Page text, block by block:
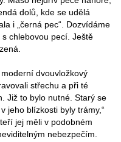
dolů, kde se udělá
i „černá pec“. Dozvídáme
chlebovou pecí. Ještě
dvouvložkový
střechu a při té
Již to bylo nutné. Starý se
jeho blízkosti byly trámy,“
jej měli v podobném
nebezpečím.